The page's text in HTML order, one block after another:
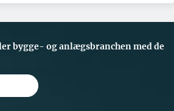
bygge- og anlægsbranchen med de